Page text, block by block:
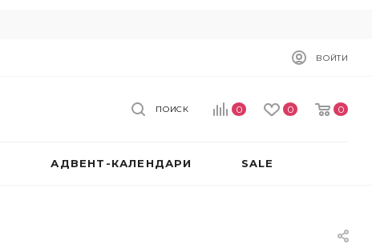
ВОЙТИ
0 0 0
ПОИСК
АДВЕНТ-КАЛЕНДАРИ SALE